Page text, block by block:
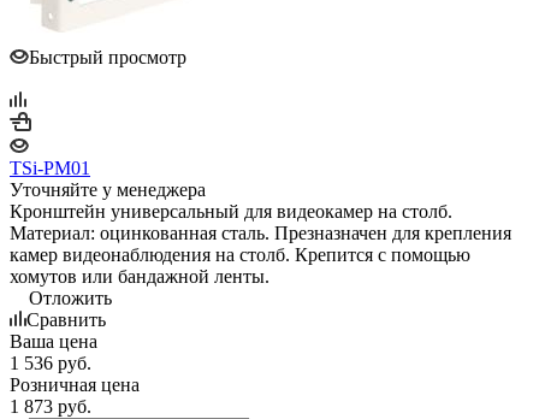
Быстрый просмотр
TSi-PM01
Уточняйте у менеджера
Кронштейн универсальный для видеокамер на столб.
Материал: оцинкованная сталь. Презназначен для крепления
камер видеонаблюдения на столб. Крепится с помощью
хомутов или бандажной ленты.
Отложить
Сравнить
Ваша цена
1 536 руб.
Розничная цена
1 873 руб.